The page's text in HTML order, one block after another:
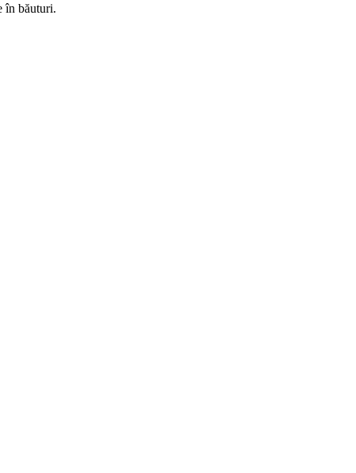
în băuturi.